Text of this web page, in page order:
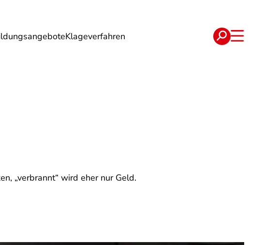
Klageverfahren
Reise Verträge
„verbrannt“ wird eher nur Geld.